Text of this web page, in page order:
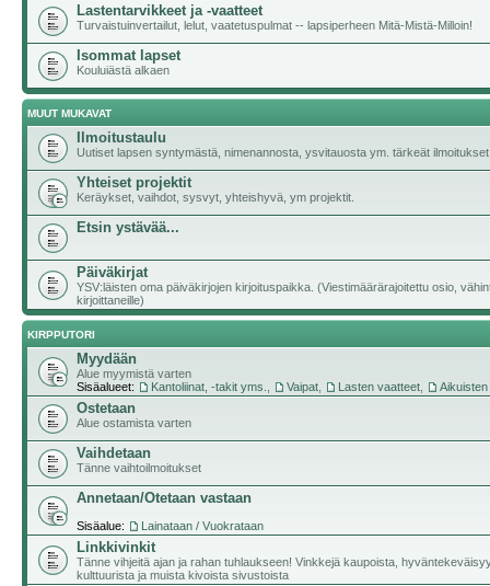
Lastentarvikkeet ja -vaatteet
Turvaistuinvertailut, lelut, vaatetuspulmat -- lapsiperheen Mitä-Mistä-Milloin!
Isommat lapset
Kouluiästä alkaen
MUUT MUKAVAT
Ilmoitustaulu
Uutiset lapsen syntymästä, nimenannosta, ysvitauosta ym. tärkeät ilmoitukset
Yhteiset projektit
Keräykset, vaihdot, sysvyt, yhteishyvä, ym projektit.
Etsin ystävää...
Päiväkirjat
YSV:läisten oma päiväkirjojen kirjoituspaikka. (Viestimäärärajoitettu osio,
kirjoittaneille)
KIRPPUTORI
Myydään
Alue myymistä varten
Sisäalueet:
Kantoliinat, -takit yms. Vaipat Lasten vaatteet
Ostetaan
Alue ostamista varten
Vaihdetaan
Tänne vaihtoilmoitukset
Annetaan/Otetaan vastaan
Sisäalue: Lainataan / Vuokrataan
Linkkivinkit
Tänne vihjeitä ajan ja rahan tuhlaukseen! Vinkkejä kaupoista,
kulttuurista ja muista kivoista sivustoista